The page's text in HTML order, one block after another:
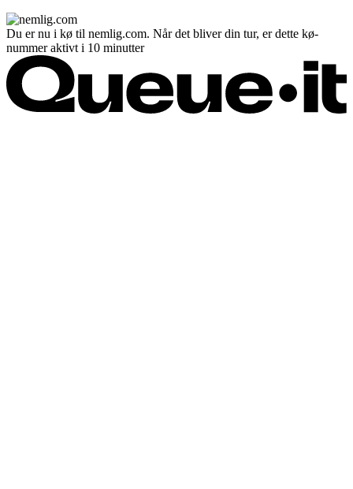
Du er nu i kø til nemlig.com. Når det bliver din tur, er dette kø-
nummer aktivt i 10 minutter